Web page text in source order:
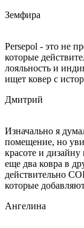
Земфира
Persepol - это не
которые
лояльность и
ищет ковер с
Дмитрий
Изначально я
помещение, но
красоте и дизайну
еще два ковра в
действительно
которые
Ангелина